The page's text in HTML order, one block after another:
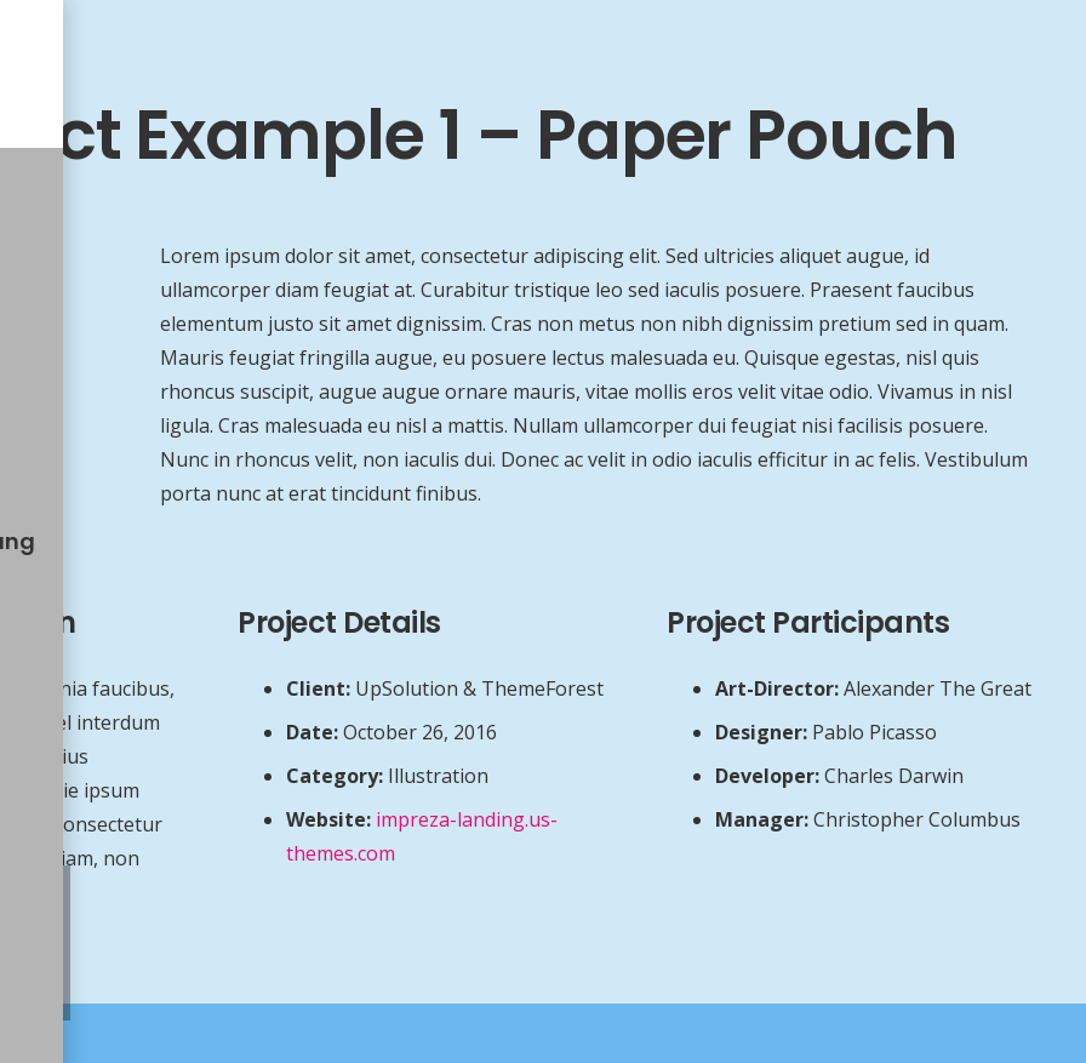
Example 1 – Paper Pouch
Lorem ipsum dolor sit amet, consectetur adipiscing elit. Sed ultricies aliquet augue, id
ullamcorper diam feugiat at. Curabitur tristique leo sed iaculis posuere. Praesent faucibus
elementum justo sit amet dignissim. Cras non metus non nibh dignissim pretium sed in quam.
Mauris feugiat fringilla augue, eu posuere lectus malesuada eu. Quisque egestas, nisl quis
rhoncus suscipit, augue augue ornare mauris, vitae mollis eros velit vitae odio. Vivamus in nisl
ligula. Cras malesuada eu nisl a mattis. Nullam ullamcorper dui feugiat nisi facilisis posuere.
Nunc in rhoncus velit, non iaculis dui. Donec ac velit in odio iaculis efficitur in ac felis. Vestibulum
porta nunc at erat tincidunt finibus.
lacinia faucibus,
vel interdum
varius
molestie ipsum
consectetur
mi diam, non
Project Details
Client: UpSolution & ThemeForest
Date:October 26, 2016
Category: Illustration
Website: impreza-landing.us-
themes.com
Project Participants
Art-Director:Alexander The Great
Designer: Pablo Picasso
Developer:Charles Darwin
Manager:Christopher Columbus